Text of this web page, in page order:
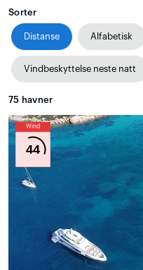
Sorter
Distanse Alfabetisk
Vindbeskyttelse neste natt
75 havner
Wind
44